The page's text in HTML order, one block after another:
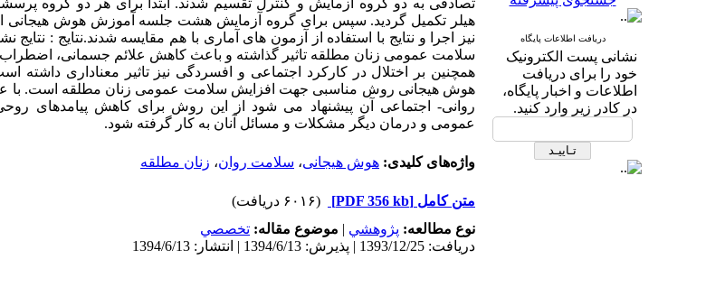
دریافت اطلاعات پایگاه
نشانی پست الکترونیک
خود را برای دریافت
اطلاعات و اخبار پایگاه،
در کادر زیر وارد کنید.
تصادفی به دو گروه آزمایش و کنترل تقسیم شدند. ابتدا برای هر دو گروه
هیلر تکمیل گردید. سپس برای گروه آزمایش هشت جلسه آموزش هوش هیجانی
نیز اجرا و نتایج با استفاده از آزمون های آماری با هم مقایسه شدند.نتایج :
سلامت عمومی زنان مطلقه تاثیر گذاشته و باعث کاهش علائم جسمانی،
همچنین بر اختلال در کارکرد اجتماعی و افسردگی نیز تاثیر معناداری
هوش هیجانی روش مناسبی جهت افزایش سلامت عمومی زنان مطلقه است. با
روانی- اجتماعی آن پیشنهاد می شود از این روش برای کاهش پیامدهای
عمومی و درمان دیگر مشکلات و مسائل آنان به کار گرفته شود.
واژه‌های کلیدی: هوش هیجانی، سلامت روان، زنان مطلقه
متن کامل [PDF 356 kb]
(۶۰۱۶ دریافت)
نوع مطالعه: پژوهشي | موضوع مقاله: تخصصي
دریافت: 1393/12/25 | پذیرش: 1394/6/13 | انتشار: 1394/6/13